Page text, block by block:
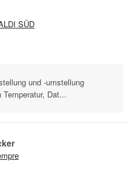
SÜD
und -umstellung
Dat...